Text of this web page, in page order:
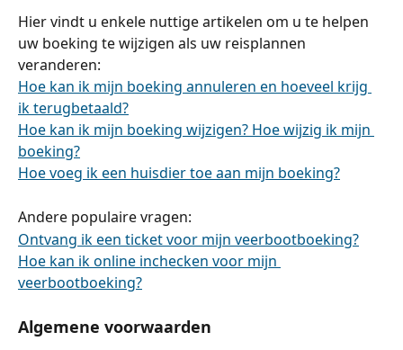
Hier vindt u enkele nuttige artikelen om u te helpen
uw boeking te wijzigen als uw reisplannen
veranderen:
Hoe kan ik mijn boeking annuleren en hoeveel krijg
ik terugbetaald?
Hoe kan ik mijn boeking wijzigen? Hoe wijzig ik mijn
boeking?
Hoe voeg ik een huisdier toe aan mijn boeking?
Andere populaire vragen:
Ontvang ik een ticket voor mijn veerbootboeking?
Hoe kan ik online inchecken voor mijn
veerbootboeking?
Algemene voorwaarden